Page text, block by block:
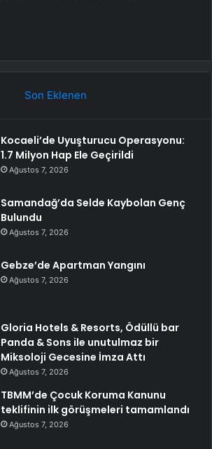
Son Eklenen
Kocaeli’de Uyuşturucu Operasyonu:
1.7 Milyon Hap Ele Geçirildi
Ağustos 7, 2026
Samandağ’da Selde Kaybolan Genç
Bulundu
Ağustos 7, 2026
Gebze’de Apartman Yangını
Ağustos 7, 2026
Gloria Hotels & Resorts, Ödüllü bar
Panda & Sons ile unutulmaz bir
Miksoloji Gecesine İmza Attı
Ağustos 7, 2026
TBMM’de Çocuk Koruma Kanunu
teklifinin ilk görüşmeleri tamamlandı
Ağustos 7, 2026